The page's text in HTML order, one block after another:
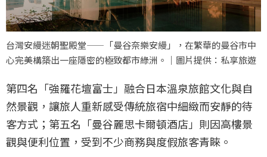
台灣安縵迷朝聖殿堂——「曼谷奈樂安縵」，在繁華的曼谷市中
心完美構築出一座隱密的極致都市綠洲。｜圖片提供：私享旅遊
第四名「強羅花壇富士」融合日本溫泉旅館文化與自
然景觀，讓旅人重新感受傳統旅宿中細緻而安靜的待
客方式；第五名「曼谷麗思卡爾頓酒店」則因高樓景
觀與便利位置，受到不少商務與度假旅客青睞。